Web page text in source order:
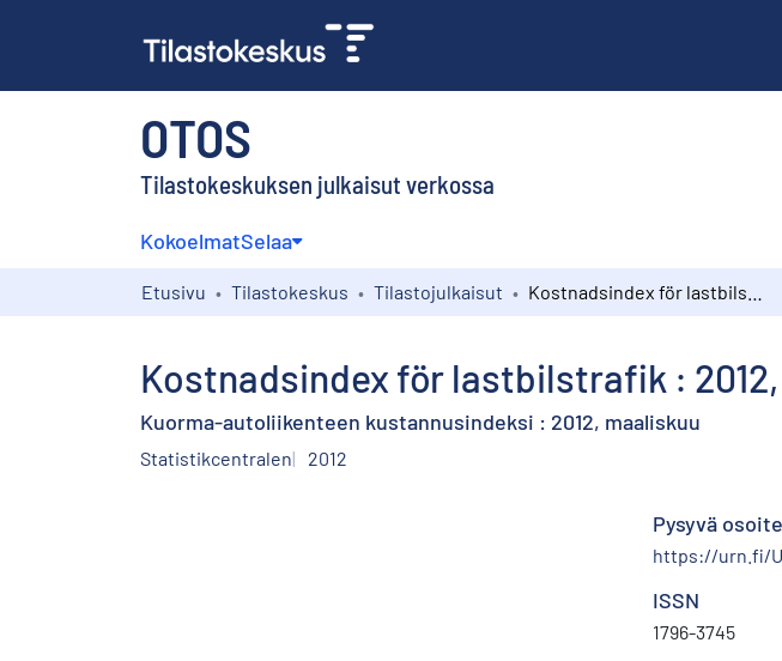
OTOS
Tilastokeskuksen julkaisut verkossa
KokoelmatSelaa
Etusivu Tilastokeskus Tilastojulkaisut
Kostnadsindex för lastbilstrafik :
Kuorma-autoliikenteen kustannusindeksi : 2012, maaliskuu
Statistikcentralen 2012
Pysyvä osoite
https://urn.fi/
ISSN
1796-3745